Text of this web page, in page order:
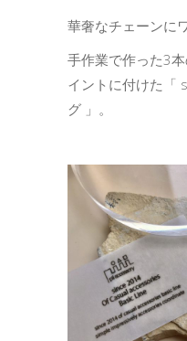
華奢なチェーンに
手作業で作った3
イントに付けた「
グ 」。